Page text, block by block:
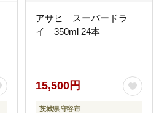
アサヒ スーパードラ
イ 350ml 24本
15,500円
茨城県 守谷市